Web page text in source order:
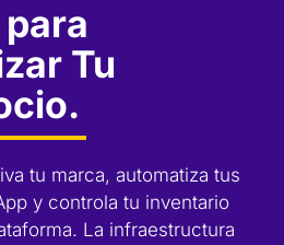
Tu
tu marca, automatiza tus
y controla tu inventario
La infraestructura